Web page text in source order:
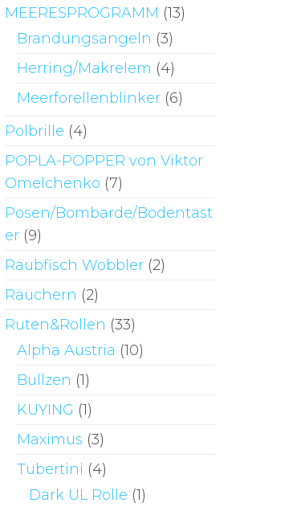
MEERESPROGRAMM (13)
Brandungsangeln (3)
Herring/Makrelem (4)
Meerforellenblinker (6)
Polbrille (4)
POPLA-POPPER von Viktor
Omelchenko (7)
Posen/Bombarde/Bodentast
er (9)
Raubfisch Wobbler (2)
Räuchern (2)
Ruten&Rollen (33)
Alpha Austria (10)
Bullzen (1)
KUYING (1)
Maximus (3)
Tubertini (4)
Dark UL Rolle (1)